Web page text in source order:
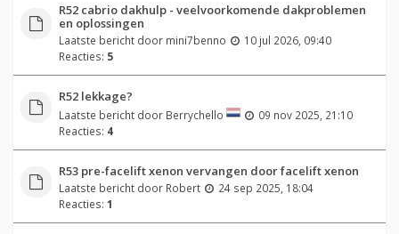
R52 cabrio dakhulp - veelvoorkomende dakproblemen
en oplossingen
Laatste bericht door mini7benno
10 jul 2026, 09:40
Reacties: 5
R52 lekkage?
Laatste bericht door Berrychello
09 nov 2025, 21:10
Reacties: 4
R53 pre-facelift xenon vervangen door facelift xenon
Laatste bericht door Robert
24 sep 2025, 18:04
Reacties: 1